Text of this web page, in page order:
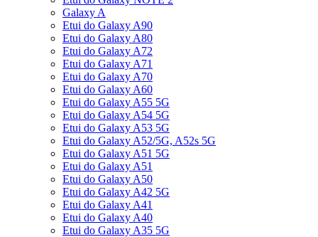
Galaxy A
Etui do Galaxy A90
Etui do Galaxy A80
Etui do Galaxy A72
Etui do Galaxy A71
Etui do Galaxy A70
Etui do Galaxy A60
Etui do Galaxy A55 5G
Etui do Galaxy A54 5G
Etui do Galaxy A53 5G
Etui do Galaxy A52/5G, A52s 5G
Etui do Galaxy A51 5G
Etui do Galaxy A51
Etui do Galaxy A50
Etui do Galaxy A42 5G
Etui do Galaxy A41
Etui do Galaxy A40
Etui do Galaxy A35 5G